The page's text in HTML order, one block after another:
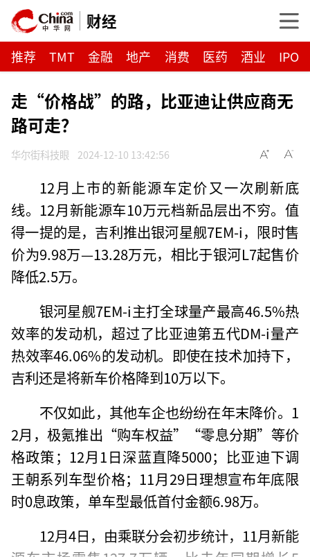
财经
推荐 TMT 金融 地产 消费 医药 酒业 IPO
走“价格战”的路，比亚迪让供应商无
路可走？
华尔街科技眼 2024-12-10 13:42:56
12月上市的新能源车定价又一次刷新底
线。12月新能源车10万元档新品层出不穷。值
得一提的是，吉利推出银河星舰7EM-i，限时售
价为9.98万—13.28万元，相比于银河L7起售价
降低2.5万。
银河星舰7EM-i主打全球量产最高46.5%热
效率的发动机，超过了比亚迪第五代DM-i量产
热效率46.06%的发动机。即使在技术加持下，
吉利还是将新车价格降到10万以下。
不仅如此，其他车企也纷纷在年末降价。1
2月，极氪推出“购车权益”“零息分期”等价
格政策；12月1日深蓝直降5000；比亚迪下调
王朝系列车型价格；11月29日理想宣布年底限
时0息政策，单车型最低首付金额6.98万。
12月4日，由乘联分会初步统计，11月新能